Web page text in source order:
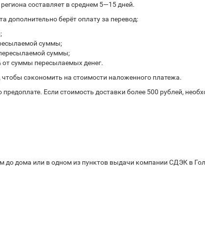
составляет в среднем 5—15 дней.
берёт оплату за перевод:
суммы;
суммы;
от суммы пересылаемых денег.
сэкономить на стоимости наложенного платежа.
Если стоимость доставки более 500 рублей,
до дома или в одном из пунктов выдачи компании СДЭК в